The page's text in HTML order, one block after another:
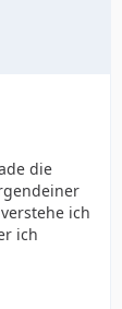
die
ich
ich